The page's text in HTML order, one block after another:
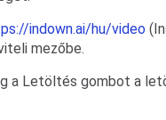
indown.ai/hu/video
mezőbe.
a Letöltés gombot a